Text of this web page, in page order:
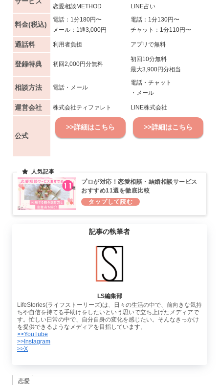
恋愛相談METHOD
LINE占い
料金(税込)
電話：1分180円〜
メール：1通3,000円
電話：1分130円〜
チャット：1分110円〜
通話料 利用者負担 アプリで無料
登録特典 初回2,000円分無料
初回10分無料
最大3,900円分相当
相談方法 電話・メール
電話・チャット
・メール
運営会社 株式会社ティファレト LINE株式会社
公式
>>詳細はこちら >>詳細はこちら
プロが対応！恋愛相談・結婚相談サービス
おすすめ11選を徹底比較
記事の執筆者
LS編集部
LifeStories(ライフストーリーズ)は、日々の生活の中で、前向きな気持
ちや自信を持てる手助けをしたいという思いで立ち上げたメディアで
す。忙しい日常の中で、自分自身の変化を感じたい。そんなきっかけ
を提供できるようなメディアを目指しています。
>>YouTube
>>Instagram
>>X
恋愛